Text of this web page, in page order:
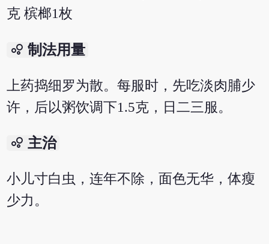
克 槟榔1枚
bubble_chart 制法用量
上药捣细罗为散。每服时，先吃淡肉脯少
许，后以粥饮调下1.5克，日二三服。
bubble_chart 主治
小儿寸白虫，连年不除，面色无华，体瘦
少力。